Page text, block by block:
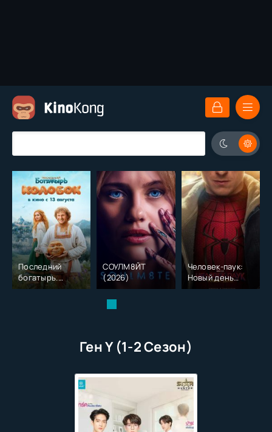
Последний
богатырь.
Колобок (2026)
СОУЛМ8ЙТ
(2026)
Человек-паук:
Новый день
(2026)
Ген Y (1-2 Сезон)